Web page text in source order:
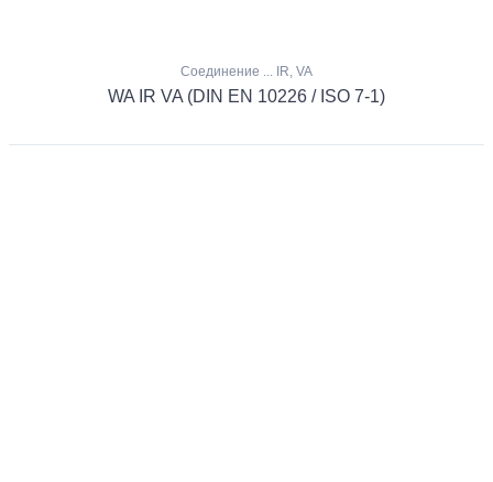
Соединение ... IR, VA
WA IR VA (DIN EN 10226 / ISO 7-1)